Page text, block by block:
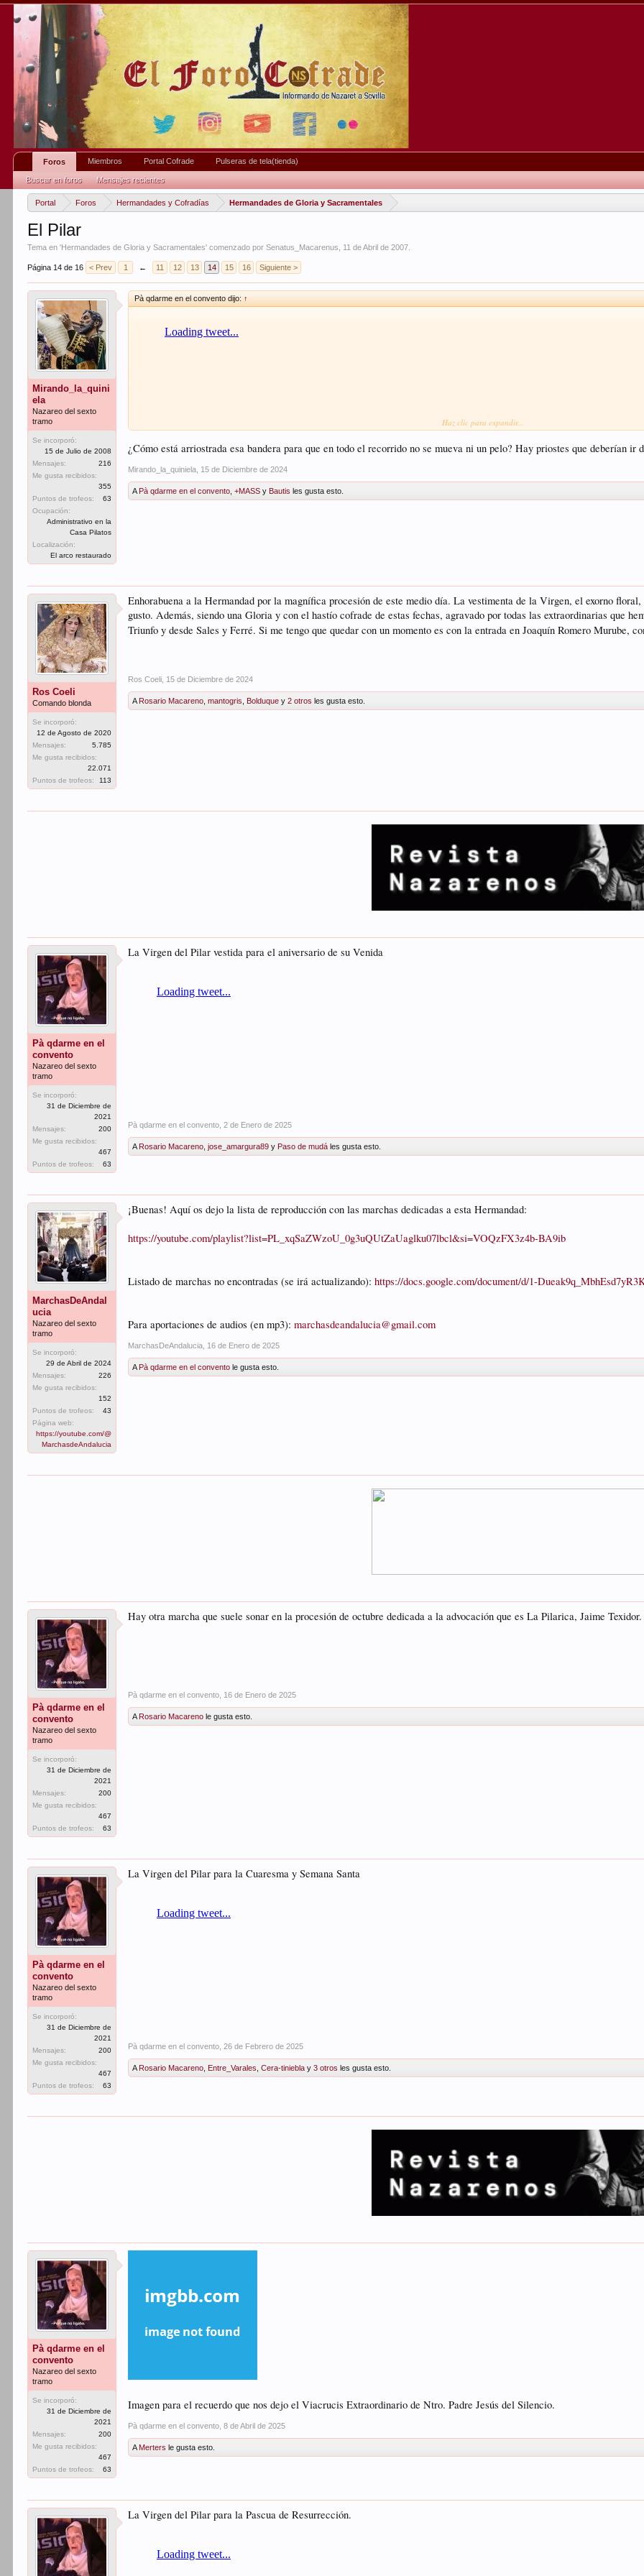
Portal Foros Hermandades y Cofradías Hermandades de Gloria y Sacramentales
El Pilar
Tema en 'Hermandades de Gloria y Sacramentales' comenzado porSenatus_Macarenus 11 de Abril de 2007
Página 14 de 16 < Prev 1 ← 11 12 13 14 15 16 Siguiente >
Mirando_la_quini
ela
Nazareo del sexto
tramo
Se incorporó:
15 de Julio de 2008
Mensajes:
216
Me gusta recibidos:
355
Puntos de trofeos:
63
Ocupación:
Administrativo en la
Casa Pilatos
Localización:
El arco restaurado
Pà qdarme en el convento dijo: ↑
Haz clic para expandir...
¿Cómo está arriostrada esa bandera para que en todo el recorrido no se mueva ni un pelo? Hay priostes que deberían ir
Mirando_la_quiniela 15 de Diciembre de 2024
APà qdarme en el convento ,+MASS yBautis les gusta esto.
Ros Coeli
Comando blonda
Se incorporó:
12 de Agosto de 2020
Mensajes:
5.785
Me gusta recibidos:
22.071
Puntos de trofeos:
113
Enhorabuena a la Hermandad por la magnífica procesión de este medio día. La vestimenta de la Virgen, el exorno
gusto. Además, siendo una Gloria y con el hastío cofrade de estas fechas, agravado por todas las extraordinarias que
Triunfo y desde Sales y Ferré. Si me tengo que quedar con un momento es con la entrada en Joaquín Romero Murube,
Ros Coeli 15 de Diciembre de 2024
ARosario Macareno ,mantogris ,Bolduque y2 otros les gusta esto.
Pà qdarme en el
convento
Nazareo del sexto
tramo
Se incorporó:
31 de Diciembre de
2021
Mensajes:
200
Me gusta recibidos:
467
Puntos de trofeos:
63
La Virgen del Pilar vestida para el aniversario de su Venida
Pà qdarme en el convento 2 de Enero de 2025
ARosario Macareno ,jose_amargura89 yPaso de mudá les gusta esto.
MarchasDeAndal
ucia
Nazareo del sexto
tramo
Se incorporó:
29 de Abril de 2024
Mensajes:
226
Me gusta recibidos:
152
Puntos de trofeos:
43
Página web:
https://youtube.com/@
MarchasdeAndalucia
¡Buenas! Aquí os dejo la lista de reproducción con las marchas dedicadas a esta Hermandad:
https://youtube.com/playlist?list=PL_xqSaZWzoU_0g3uQUtZaUaglku07lbcl&si=VOQzFX3z4b-BA9ib
Listado de marchas no encontradas (se irá actualizando):https://docs.google.com/document/d/1-
Para aportaciones de audios (en mp3):marchasdeandalucia@gmail.com
MarchasDeAndalucia 16 de Enero de 2025
APà qdarme en el convento le gusta esto.
Pà qdarme en el
convento
Nazareo del sexto
tramo
Se incorporó:
31 de Diciembre de
2021
Mensajes:
200
Me gusta recibidos:
467
Puntos de trofeos:
63
Hay otra marcha que suele sonar en la procesión de octubre dedicada a la advocación que es La Pilarica, Jaime Texidor.
Pà qdarme en el convento 16 de Enero de 2025
ARosario Macareno le gusta esto.
Pà qdarme en el
convento
Nazareo del sexto
tramo
Se incorporó:
31 de Diciembre de
2021
Mensajes:
200
Me gusta recibidos:
467
Puntos de trofeos:
63
La Virgen del Pilar para la Cuaresma y Semana Santa
Pà qdarme en el convento 26 de Febrero de 2025
ARosario Macareno ,Entre_Varales ,Cera-tiniebla y3 otros les gusta esto.
Pà qdarme en el
convento
Nazareo del sexto
tramo
Se incorporó:
31 de Diciembre de
2021
Mensajes:
200
Me gusta recibidos:
467
Puntos de trofeos:
63
Imagen para el recuerdo que nos dejo el Viacrucis Extraordinario de Ntro. Padre Jesús del Silencio.
Pà qdarme en el convento 8 de Abril de 2025
AMerters le gusta esto.
La Virgen del Pilar para la Pascua de Resurrección.
Foros
Buscar en foros Mensajes recientes
Miembros Portal Cofrade Pulseras de tela(tienda)